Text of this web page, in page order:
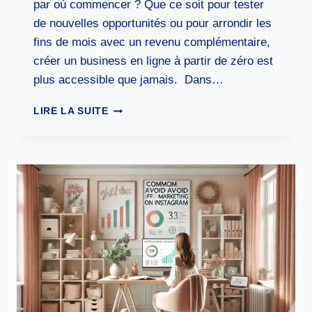
par où commencer ? Que ce soit pour tester
de nouvelles opportunités ou pour arrondir les
fins de mois avec un revenu complémentaire,
créer un business en ligne à partir de zéro est
plus accessible que jamais. Dans…
LIRE LA SUITECOMMENT
EN
LIGNE
EN
PARTANT
DE
ZÉRO
:
GUIDE
COMPLET